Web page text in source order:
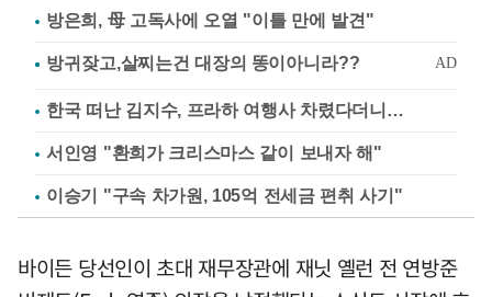
방은희, 母 고독사에 오열 "이틀 만에 발견"
한국 떠난 김지수, 프라하 여행사 차렸다더니…
서인영 "환희가 크리스마스 같이 보내자 해"
이승기 "구속 차가원, 105억 전세금 편취 사기"
바이든 당선인이 초대 재무장관에 재닛 옐런 전 연방준